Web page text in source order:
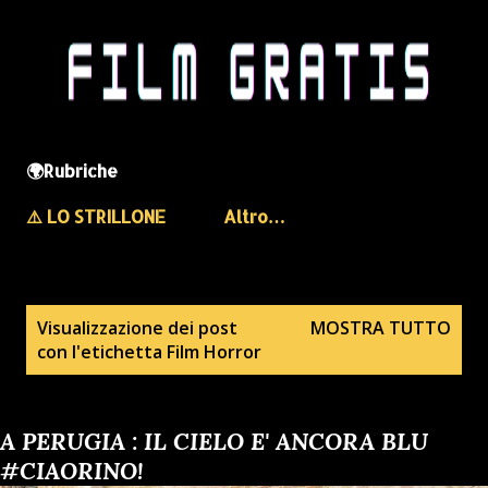
🌍Rubriche
⚠️ LO STRILLONE
Altro…
t
Visualizzazione dei post
con l'etichetta Film Horror
MOSTRA TUTTO
A PERUGIA : IL CIELO E' ANCORA BLU
#CIAORINO!